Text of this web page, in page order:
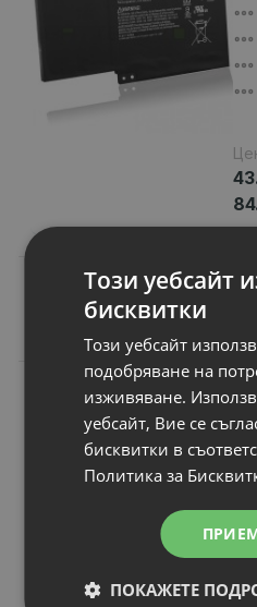
Подобни
N
Този уебсайт
бисквитки
Този уебсайт
подобряване на
изживяване.
уебсайт, Вие се
бисквитки в
Политика за
ПОКАЖЕТЕ